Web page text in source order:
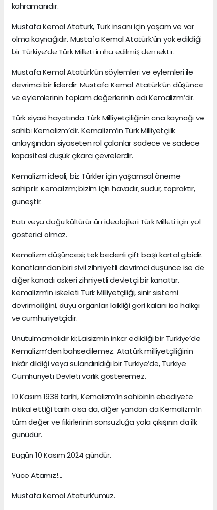
kahramanıdır.
Mustafa Kemal Atatürk, Türk insanı için yaşam ve var
olma kaynağıdır. Mustafa Kemal Atatürk’ün yok edildiği
bir Türkiye’de Türk Milleti imha edilmiş demektir.
Mustafa Kemal Atatürk’ün söylemleri ve eylemleri ile
devrimci bir liderdir. Mustafa Kemal Atatürk’ün düşünce
ve eylemlerinin toplam değerlerinin adı Kemalizm’dir.
Türk siyasi hayatında Türk Milliyetçiliğinin ana kaynağı ve
sahibi Kemalizm’dir. Kemalizm’in Türk Milliyetçilik
anlayışından siyaseten rol çalanlar sadece ve sadece
kapasitesi düşük çıkarcı çevrelerdir.
Kemalizm ideali, biz Türkler için yaşamsal öneme
sahiptir. Kemalizm; bizim için havadır, sudur, topraktır,
güneştir.
Batı veya doğu kültürünün ideolojileri Türk Milleti için yol
gösterici olmaz.
Kemalizm düşüncesi; tek bedenli çift başlı kartal gibidir.
Kanatlarından biri sivil zihniyetli devrimci düşünce ise de
diğer kanadı askeri zihniyetli devletçi bir kanattır.
Kemalizm’in iskeleti Türk Milliyetçiliği, sinir sistemi
devrimciliğini, duyu organları laikliği geri kalanı ise halkçı
ve cumhuriyetçidir.
Unutulmamalıdır ki; Laisizmin inkar edildiği bir Türkiye’de
Kemalizm’den bahsedilemez. Atatürk milliyetçiliğinin
inkâr dildiği veya sulandırıldığı bir Türkiye’de, Türkiye
Cumhuriyeti Devleti varlık gösteremez.
10 Kasım 1938 tarihi, Kemalizm’in sahibinin ebediyete
intikal ettiği tarih olsa da, diğer yandan da Kemalizm’in
tüm değer ve fikirlerinin sonsuzluğa yola çıkışının da ilk
günüdür.
Bugün 10 Kasım 2024 gündür.
Yüce Atamız!...
Mustafa Kemal Atatürk’ümüz.